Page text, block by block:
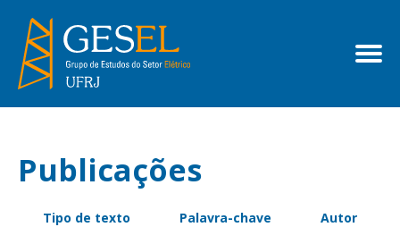
Publicações
Tipo de texto Palavra-chave Autor